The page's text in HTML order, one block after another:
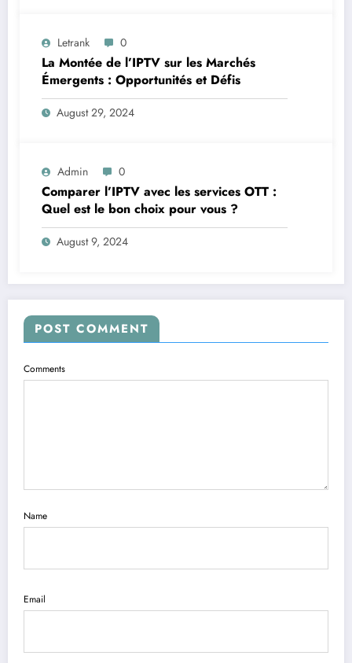
Letrank 0
La Montée de l’IPTV sur les Marchés
Émergents : Opportunités et Défis
August 29, 2024
Admin 0
Comparer l’IPTV avec les services OTT :
Quel est le bon choix pour vous ?
August 9, 2024
POST COMMENT
Comments
Name
Email